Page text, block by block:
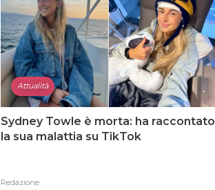
Attualità
Sydney Towle è morta: ha raccontato
la sua malattia su TikTok
Redazione